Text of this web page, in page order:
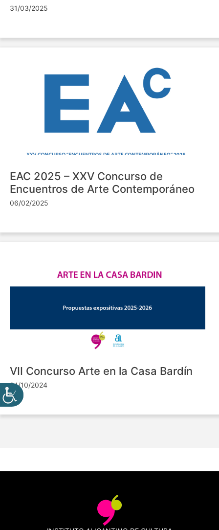
31/03/2025
EAC 2025 – XXV Concurso de
Encuentros de Arte Contemporáneo
06/02/2025
VII Concurso Arte en la Casa Bardín
24/10/2024